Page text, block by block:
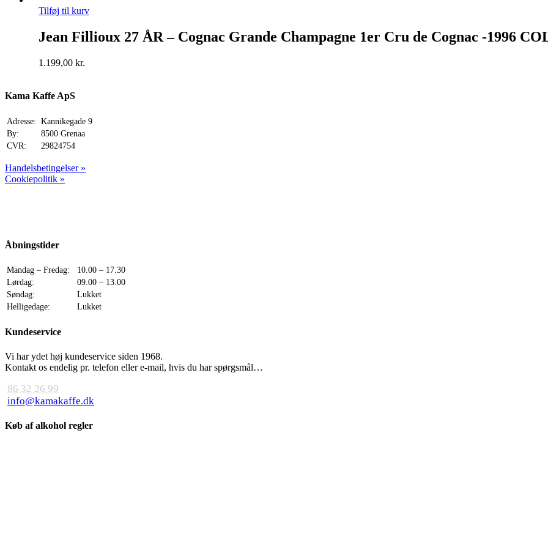
Tilføj til kurv
Jean Fillioux 27 ÅR – Cognac Grande Champagne 1er Cru de Cognac -1996
1.199,00 kr.
Kama Kaffe ApS
Adresse: Kannikegade 9
By:
8500 Grenaa
CVR:
29824754
Handelsbetingelser »
Cookiepolitik »
Åbningstider
Mandag – Fredag:
10.00 – 17.30
Lørdag:
09.00 – 13.00
Søndag:
Lukket
Helligedage:
Lukket
Kundeservice
Vi har ydet høj kundeservice siden 1968.
Kontakt os endelig pr. telefon eller e-mail, hvis du har spørgsmål…
86 32 26 99
info@kamakaffe.dk
Køb af alkohol regler